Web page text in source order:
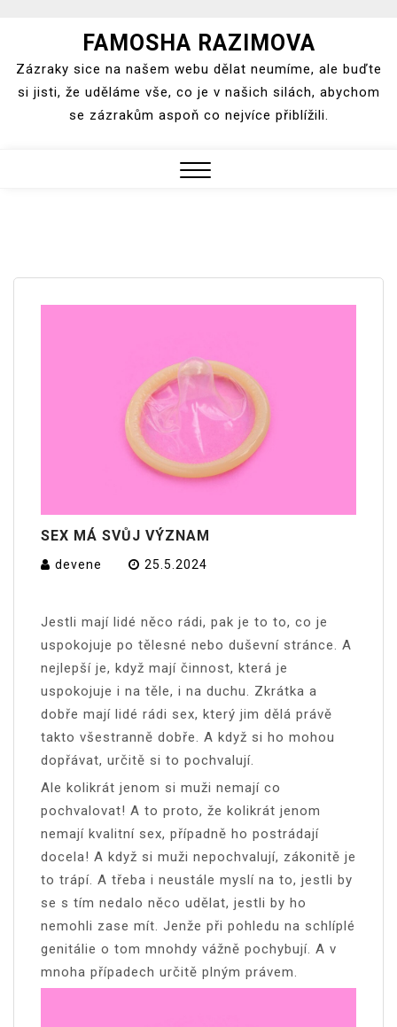
content
FAMOSHA RAZIMOVA
Zázraky sice na našem webu dělat neumíme, ale buďte
si jisti, že uděláme vše, co je v našich silách, abychom
se zázrakům aspoň co nejvíce přiblížili.
SEX MÁ SVŮJ VÝZNAM
devene 25.5.2024
Jestli mají lidé něco rádi, pak je to to, co je
uspokojuje po tělesné nebo duševní stránce. A
nejlepší je, když mají činnost, která je
uspokojuje i na těle, i na duchu. Zkrátka a
dobře mají lidé rádi sex, který jim dělá právě
takto všestranně dobře. A když si ho mohou
dopřávat, určitě si to pochvalují.
Ale kolikrát jenom si muži nemají co
pochvalovat! A to proto, že kolikrát jenom
nemají kvalitní sex, případně ho postrádají
docela! A když si muži nepochvalují, zákonitě je
to trápí. A třeba i neustále myslí na to, jestli by
se s tím nedalo něco udělat, jestli by ho
nemohli zase mít. Jenže při pohledu na schlíplé
genitálie o tom mnohdy vážně pochybují. A v
mnoha případech určitě plným právem.